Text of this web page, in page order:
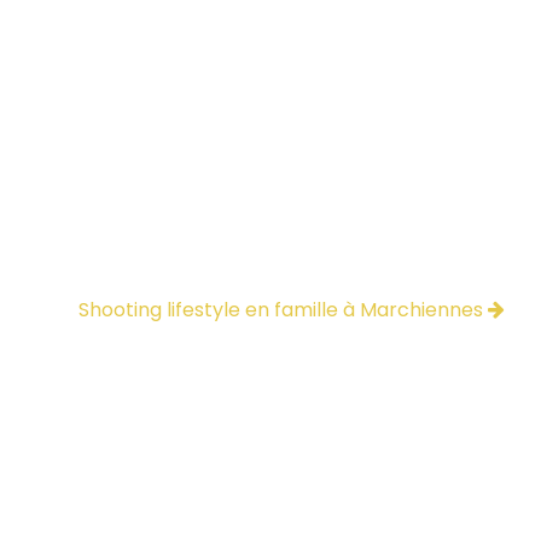
Shooting lifestyle en famille à Marchiennes